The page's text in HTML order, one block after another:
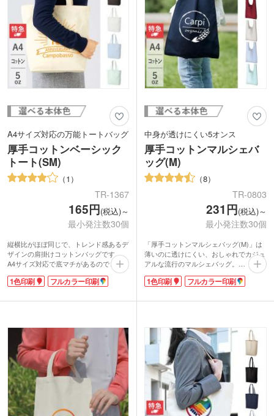
A4サイズ対応の万能トートバッグ
厚手コットンベーシック
トート(SM)
1
TR-1367
165円(税込)～
最小発注数30個
縦横比がほぼ同じで、トレンド感あるデ
ザインの肩掛けコットンバッグです。
A4サイズ対応で底マチがあるのでコン
パクトなのに収納力があります。約5オ
ンスの生地でかさばりにくいです。資料
バッグとしても重宝します。
たり！企業の展示会やオープンキャンパ
スで配布するノベルティなどにいかがで
しょうか。イラストをプリントした同人
グッズにもおすすめです。
1色印刷 フルカラー印刷
中身が透けにくい5オンス
厚手コットンマルシェバ
ッグ(M)
8
TR-0803
231円(税込)～
最小発注数30個
「厚手コットンマルシェバッグ(M)」は
薄いのに透けにくい、おしゃれでカジュ
アルな流行のマルシェバッグ。
シーチングよりも生地の目が詰まったし
なやかな素材。折りたためばコンパクト
印刷が可能なので、ショップのオリジナ
のにロゴを入れただけでオリジナルのお
洒落バッグになりますよ。
1色印刷 フルカラー印刷